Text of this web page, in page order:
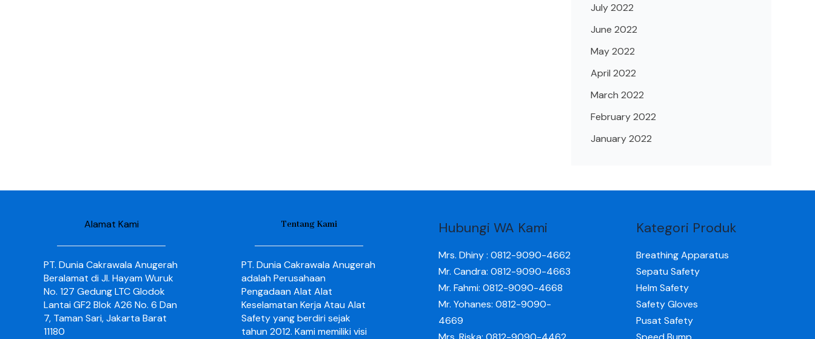
July 2022
June 2022
May 2022
April 2022
March 2022
February 2022
January 2022
Alamat Kami
PT. Dunia Cakrawala Anugerah
Beralamat di Jl. Hayam Wuruk
No. 127 Gedung LTC Glodok
Lantai GF2 Blok A26 No. 6 Dan
7, Taman Sari, Jakarta Barat
11180
Tentang Kami
PT. Dunia Cakrawala Anugerah
adalah Perusahaan
Pengadaan Alat Alat
Keselamatan Kerja Atau Alat
Safety yang berdiri sejak
tahun 2012. Kami memiliki visi
Hubungi WA Kami
Mrs. Dhiny : 0812-9090-4662
Mr. Candra: 0812-9090-4663
Mr. Fahmi: 0812-9090-4668
Mr. Yohanes: 0812-9090-
4669
Kategori Produk
Breathing Apparatus
Sepatu Safety
Helm Safety
Safety Gloves
Pusat Safety